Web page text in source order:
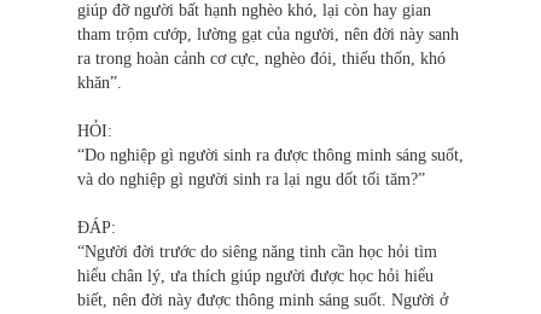
giúp đỡ người bất hạnh nghèo khó, lại còn hay gian
tham trộm cướp, lường gạt của người, nên đời này sanh
ra trong hoàn cảnh cơ cực, nghèo đói, thiếu thốn, khó
khăn”.
HỎI:
“Do nghiệp gì người sinh ra được thông minh sáng suốt,
và do nghiệp gì người sinh ra lại ngu dốt tối tăm?”
ĐÁP:
“Người đời trước do siêng năng tinh cần học hỏi tìm
hiểu chân lý, ưa thích giúp người được học hỏi hiểu
biết, nên đời này được thông minh sáng suốt. Người ở